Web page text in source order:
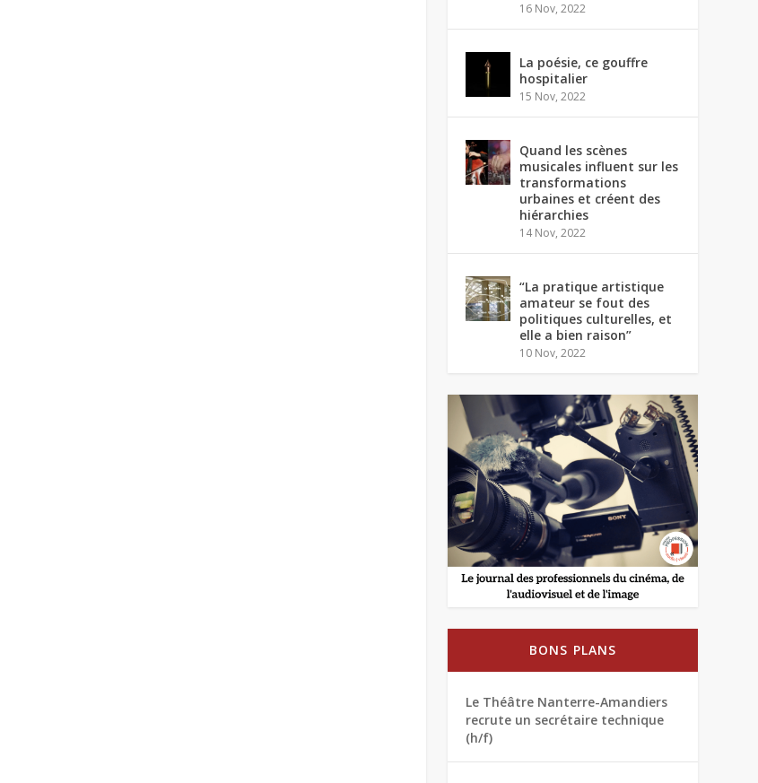
16 Nov, 2022
La poésie, ce gouffre
hospitalier
15 Nov, 2022
Quand les scènes
musicales influent sur les
transformations
urbaines et créent des
hiérarchies
14 Nov, 2022
“La pratique artistique
amateur se fout des
politiques culturelles, et
elle a bien raison”
10 Nov, 2022
BONS PLANS
Le Théâtre Nanterre-Amandiers
recrute un secrétaire technique
(h/f)